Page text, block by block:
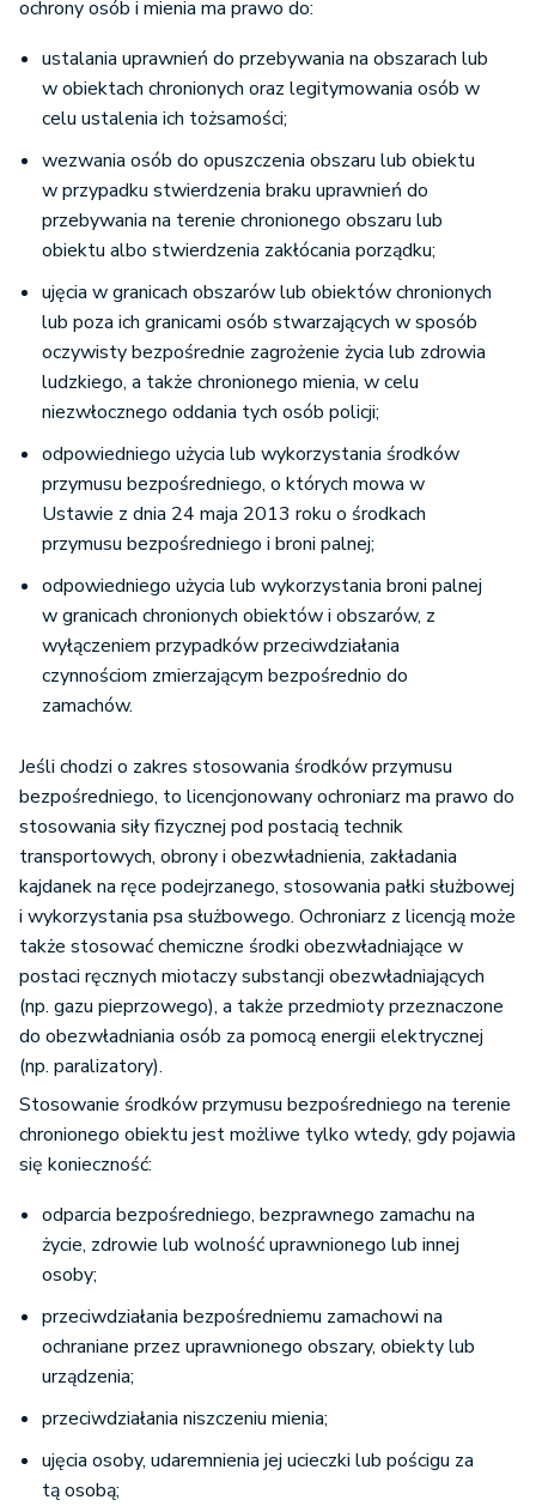
ochrony osób i mienia ma prawo do:
ustalania uprawnień do przebywania na obszarach lub
w obiektach chronionych oraz legitymowania osób w
celu ustalenia ich tożsamości;
wezwania osób do opuszczenia obszaru lub obiektu
w przypadku stwierdzenia braku uprawnień do
przebywania na terenie chronionego obszaru lub
obiektu albo stwierdzenia zakłócania porządku;
ujęcia w granicach obszarów lub obiektów chronionych
lub poza ich granicami osób stwarzających w sposób
oczywisty bezpośrednie zagrożenie życia lub zdrowia
ludzkiego, a także chronionego mienia, w celu
niezwłocznego oddania tych osób policji;
odpowiedniego użycia lub wykorzystania środków
przymusu bezpośredniego, o których mowa w
Ustawie z dnia 24 maja 2013 roku o środkach
przymusu bezpośredniego i broni palnej;
odpowiedniego użycia lub wykorzystania broni palnej
w granicach chronionych obiektów i obszarów, z
wyłączeniem przypadków przeciwdziałania
czynnościom zmierzającym bezpośrednio do
zamachów.
Jeśli chodzi o zakres stosowania środków przymusu
bezpośredniego, to licencjonowany ochroniarz ma prawo do
stosowania siły fizycznej pod postacią technik
transportowych, obrony i obezwładnienia, zakładania
kajdanek na ręce podejrzanego, stosowania pałki służbowej
i wykorzystania psa służbowego. Ochroniarz z licencją może
także stosować chemiczne środki obezwładniające w
postaci ręcznych miotaczy substancji obezwładniających
(np. gazu pieprzowego), a także przedmioty przeznaczone
do obezwładniania osób za pomocą energii elektrycznej
(np. paralizatory).
Stosowanie środków przymusu bezpośredniego na terenie
chronionego obiektu jest możliwe tylko wtedy, gdy pojawia
się konieczność:
odparcia bezpośredniego, bezprawnego zamachu na
życie, zdrowie lub wolność uprawnionego lub innej
osoby;
przeciwdziałania bezpośredniemu zamachowi na
ochraniane przez uprawnionego obszary, obiekty lub
urządzenia;
przeciwdziałania niszczeniu mienia;
ujęcia osoby, udaremnienia jej ucieczki lub pościgu za
tą osobą;